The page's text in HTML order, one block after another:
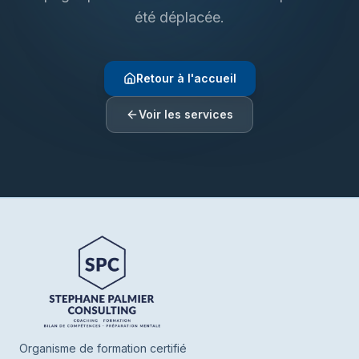
été déplacée.
Retour à l'accueil
Voir les services
Henrie SPC
En ligne
Bonjour ! Je suis Henrie votre assistant de
SPC. Parlez-moi de vous ou de ce que
vous cherchez, je vous oriente vers nos
Organisme de formation certifié